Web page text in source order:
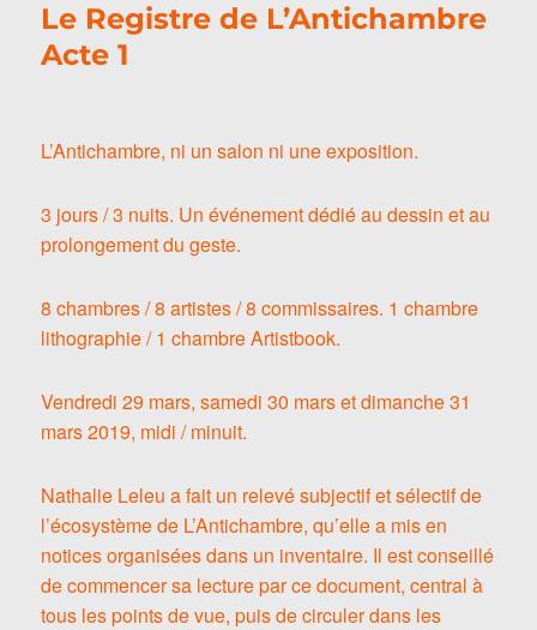
Le Registre de L’Antichambre
Acte 1
L’Antichambre, ni un salon ni une exposition.
3 jours / 3 nuits. Un événement dédié au dessin et au
prolongement du geste.
8 chambres / 8 artistes / 8 commissaires. 1 chambre
lithographie / 1 chambre Artistbook.
Vendredi 29 mars, samedi 30 mars et dimanche 31
mars 2019, midi / minuit.
Nathalie Leleu a fait un relevé subjectif et sélectif de
l’écosystème de L’Antichambre, qu’elle a mis en
notices organisées dans un inventaire. Il est conseillé
de commencer sa lecture par ce document, central à
tous les points de vue, puis de circuler dans les